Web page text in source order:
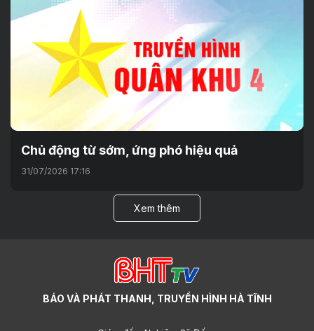
Chủ động từ sớm, ứng phó hiệu quả
31/07/2026 17:16
Xem thêm
BÁO VÀ PHÁT THANH, TRUYỀN HÌNH HÀ TĨNH